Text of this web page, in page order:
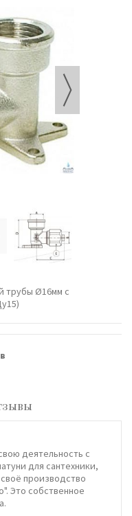
трубы Ø16мм с
деятельность с
для сантехники,
производство
Это собственное